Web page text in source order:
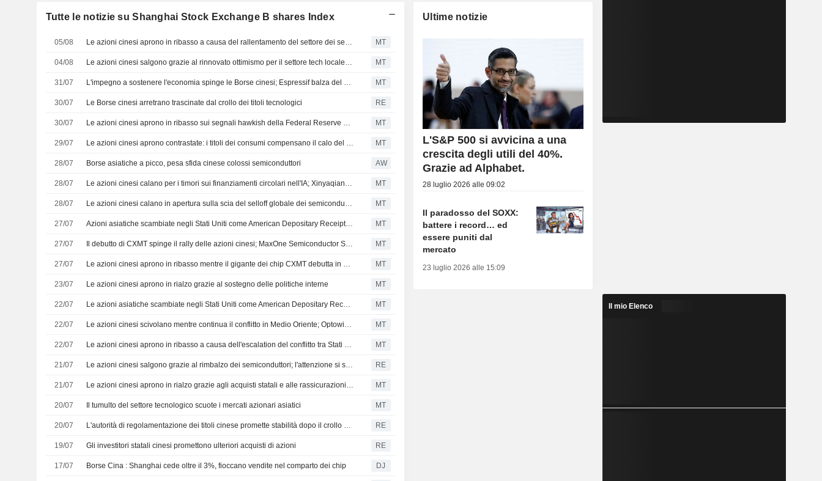
Tutte le notizie su Shanghai Stock Exchange B shares Index
05/08 Le azioni cinesi aprono in ribasso a causa del rallentamento del settore dei servizi MT
04/08 Le azioni cinesi salgono grazie al rinnovato ottimismo per il settore tech locale; JLC Technology balza del 123% MT
31/07 L'impegno a sostenere l'economia spinge le Borse cinesi; Espressif balza del 12% MT
30/07 Le Borse cinesi arretrano trascinate dal crollo dei titoli tecnologici RE
30/07 Le azioni cinesi aprono in ribasso sui segnali hawkish della Federal Reserve statunitense MT
29/07 Le azioni cinesi aprono contrastate: i titoli dei consumi compensano il calo del settore tecnologico MT
28/07 Borse asiatiche a picco, pesa sfida cinese colossi semiconduttori AW
28/07 Le azioni cinesi calano per i timori sui finanziamenti circolari nell'IA; Xinyaqiang Silicon Chemistry perde il 6% MT
28/07 Le azioni cinesi calano in apertura sulla scia del selloff globale dei semiconduttori MT
27/07 Azioni asiatiche scambiate negli Stati Uniti come American Depositary Receipts in rialzo nella sessione di lunedì MT
27/07 Il debutto di CXMT spinge il rally delle azioni cinesi; MaxOne Semiconductor Suzhou sale dell'8% MT
27/07 Le azioni cinesi aprono in ribasso mentre il gigante dei chip CXMT debutta in Borsa MT
23/07 Le azioni cinesi aprono in rialzo grazie al sostegno delle politiche interne MT
22/07 Le azioni asiatiche scambiate negli Stati Uniti come American Depositary Receipts calano nella sessione di mercoledì MT
22/07 Le azioni cinesi scivolano mentre continua il conflitto in Medio Oriente; Optowide Technologies sale del 5% MT
22/07 Le azioni cinesi aprono in ribasso a causa dell'escalation del conflitto tra Stati Uniti e Iran MT
21/07 Le azioni cinesi salgono grazie al rimbalzo dei semiconduttori; l'attenzione si sposta sulla riunione del Politburo RE
21/07 Le azioni cinesi aprono in rialzo grazie agli acquisti statali e alle rassicurazioni delle autorità di regolamentazione MT
20/07 Il tumulto del settore tecnologico scuote i mercati azionari asiatici MT
20/07 L'autorità di regolamentazione dei titoli cinese promette stabilità dopo il crollo del mercato RE
19/07 Gli investitori statali cinesi promettono ulteriori acquisti di azioni RE
17/07 Borse Cina : Shanghai cede oltre il 3%, fioccano vendite nel comparto dei chip DJ
Ultime notizie
L'S&P 500 si avvicina a una
crescita degli utili del 40%.
Grazie ad Alphabet.
28 luglio 2026 alle 09:02
Il paradosso del SOXX:
battere i record… ed
essere puniti dal
mercato
23 luglio 2026 alle 15:09
Il mio Elenco